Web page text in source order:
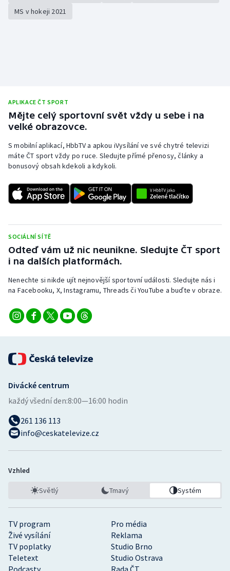
MS v hokeji 2021
APLIKACE ČT SPORT
Mějte celý sportovní svět vždy u sebe i na
velké obrazovce.
S mobilní aplikací, HbbTV a apkou iVysílání ve své chytré televizi
máte ČT sport vždy po ruce. Sledujte přímé přenosy, články a
bonusový obsah kdekoli a kdykoli.
SOCIÁLNÍ SÍTĚ
Odteď vám už nic neunikne. Sledujte ČT sport
i na dalších platformách.
Nenechte si nikde ujít nejnovější sportovní události. Sledujte nás i
na Facebooku, X, Instagramu, Threads či YouTube a buďte v obraze.
TV program
Pro média
Živé vysílání
Reklama
TV poplatky
Studio Brno
Teletext
Studio Ostrava
Podcasty
Rada ČT
Divácké centrum
každý všední den:8:00—16:00 hodin
261 136 113
info@ceskatelevize.cz
Vzhled
Světlý Tmavý Systém